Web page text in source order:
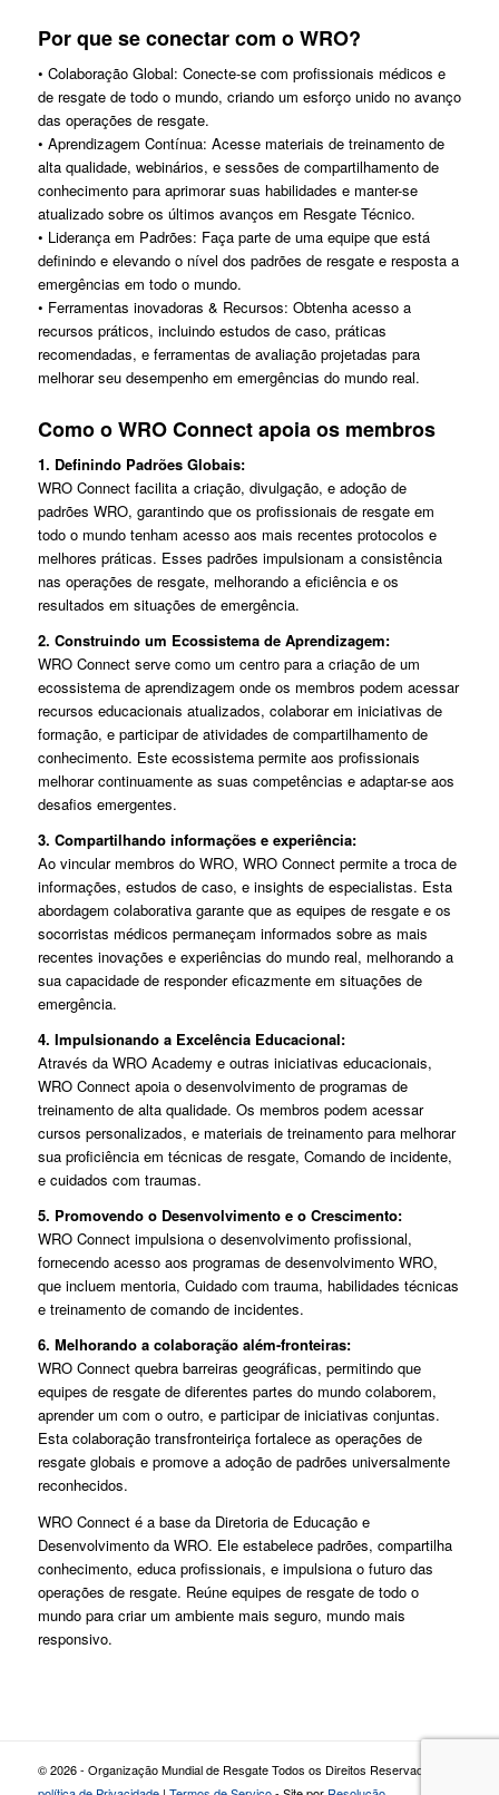
Por que se conectar com o WRO?
• Colaboração Global: Conecte-se com profissionais médicos e
de resgate de todo o mundo, criando um esforço unido no avanço
das operações de resgate.
• Aprendizagem Contínua: Acesse materiais de treinamento de
alta qualidade, webinários, e sessões de compartilhamento de
conhecimento para aprimorar suas habilidades e manter-se
atualizado sobre os últimos avanços em Resgate Técnico.
• Liderança em Padrões: Faça parte de uma equipe que está
definindo e elevando o nível dos padrões de resgate e resposta a
emergências em todo o mundo.
• Ferramentas inovadoras & Recursos: Obtenha acesso a
recursos práticos, incluindo estudos de caso, práticas
recomendadas, e ferramentas de avaliação projetadas para
melhorar seu desempenho em emergências do mundo real.
Como o WRO Connect apoia os membros
1. Definindo Padrões Globais:
WRO Connect facilita a criação, divulgação, e adoção de
padrões WRO, garantindo que os profissionais de resgate em
todo o mundo tenham acesso aos mais recentes protocolos e
melhores práticas. Esses padrões impulsionam a consistência
nas operações de resgate, melhorando a eficiência e os
resultados em situações de emergência.
2. Construindo um Ecossistema de Aprendizagem:
WRO Connect serve como um centro para a criação de um
ecossistema de aprendizagem onde os membros podem acessar
recursos educacionais atualizados, colaborar em iniciativas de
formação, e participar de atividades de compartilhamento de
conhecimento. Este ecossistema permite aos profissionais
melhorar continuamente as suas competências e adaptar-se aos
desafios emergentes.
3. Compartilhando informações e experiência:
Ao vincular membros do WRO, WRO Connect permite a troca de
informações, estudos de caso, e insights de especialistas. Esta
abordagem colaborativa garante que as equipes de resgate e os
socorristas médicos permaneçam informados sobre as mais
recentes inovações e experiências do mundo real, melhorando a
sua capacidade de responder eficazmente em situações de
emergência.
4. Impulsionando a Excelência Educacional:
Através da WRO Academy e outras iniciativas educacionais,
WRO Connect apoia o desenvolvimento de programas de
treinamento de alta qualidade. Os membros podem acessar
cursos personalizados, e materiais de treinamento para melhorar
sua proficiência em técnicas de resgate, Comando de incidente,
e cuidados com traumas.
5. Promovendo o Desenvolvimento e o Crescimento:
WRO Connect impulsiona o desenvolvimento profissional,
fornecendo acesso aos programas de desenvolvimento WRO,
que incluem mentoria, Cuidado com trauma, habilidades técnicas
e treinamento de comando de incidentes.
6. Melhorando a colaboração além-fronteiras:
WRO Connect quebra barreiras geográficas, permitindo que
equipes de resgate de diferentes partes do mundo colaborem,
aprender um com o outro, e participar de iniciativas conjuntas.
Esta colaboração transfronteiriça fortalece as operações de
resgate globais e promove a adoção de padrões universalmente
reconhecidos.
WRO Connect é a base da Diretoria de Educação e
Desenvolvimento da WRO. Ele estabelece padrões, compartilha
conhecimento, educa profissionais, e impulsiona o futuro das
operações de resgate. Reúne equipes de resgate de todo o
mundo para criar um ambiente mais seguro, mundo mais
responsivo.
© 2026 - Organização Mundial de Resgate Todos os Direitos Reservados |